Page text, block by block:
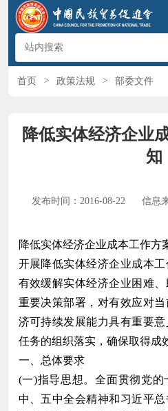
首页 > 政策法规 > 部委文件
降低实体经济企业
知
发布时间：2016-08-22 信息
降低实体经济企业成本工作方
开展降低实体经济企业成本
有效缓解实体经济企业困难
重要决策部署，对有效应对
济可持续发展能力具有重要
任务的组织落实，确保取得成
一、总体要求
(一)指导思想。全面贯彻党
中、五中全会精神和习近平